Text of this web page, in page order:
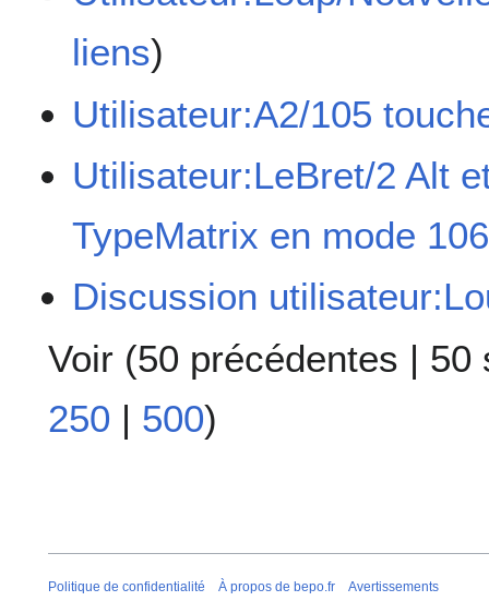
liens)
Utilisateur:A2/105
Utilisateur:LeBret/2 Alt
TypeMatrix en mode
Discussion
Voir (50 précédentes | 50
250 | 500)
Politique de confidentialité À propos de bepo.fr Avertissements